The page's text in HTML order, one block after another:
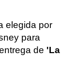
elegida por
para
de 'La